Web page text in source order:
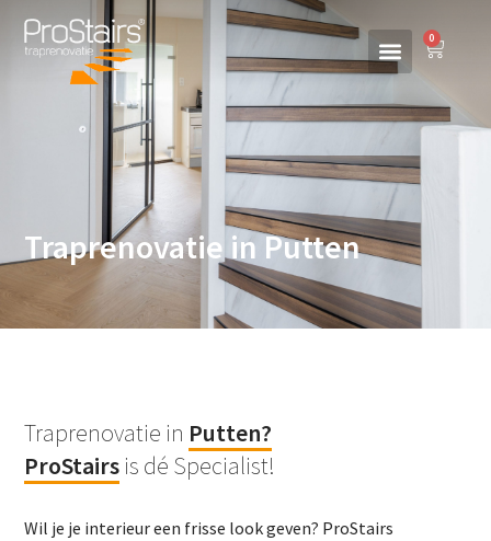
0
Traprenovatie in Putten
Traprenovatie in Putten?
ProStairs is dé Specialist!
Wil je je interieur een frisse look geven? ProStairs